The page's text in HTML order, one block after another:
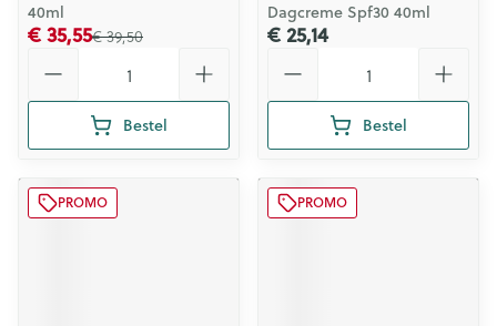
40ml
€ 39,50
€ 35,55
Bestel
Dagcreme Spf30 40ml
€ 25,14
Bestel
PROMO PROMO